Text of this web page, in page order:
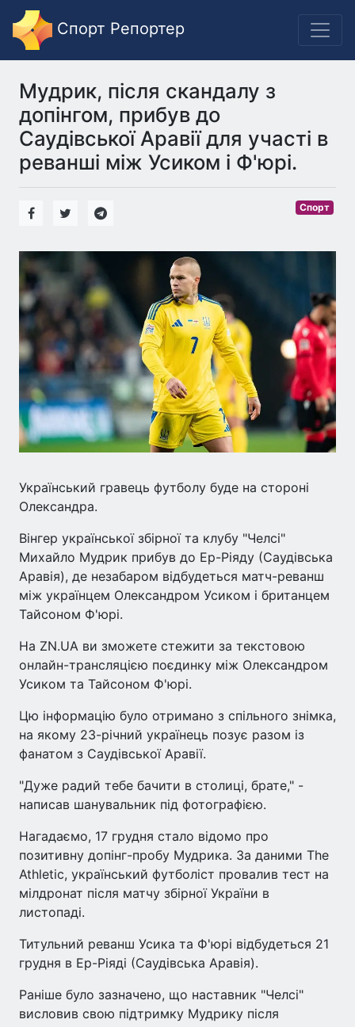
Спорт Репортер
Мудрик, після скандалу з
допінгом, прибув до
Саудівської Аравії для участі в
реванші між Усиком і Ф'юрі.
Спорт
Український гравець футболу буде на стороні
Олександра.
Вінгер української збірної та клубу "Челсі"
Михайло Мудрик прибув до Ер-Ріяду (Саудівська
Аравія), де незабаром відбудеться матч-реванш
між українцем Олександром Усиком і британцем
Тайсоном Ф'юрі.
На ZN.UA ви зможете стежити за текстовою
онлайн-трансляцією поєдинку між Олександром
Усиком та Тайсоном Ф'юрі.
Цю інформацію було отримано з спільного знімка,
на якому 23-річний українець позує разом із
фанатом з Саудівської Аравії.
"Дуже радий тебе бачити в столиці, брате," -
написав шанувальник під фотографією.
Нагадаємо, 17 грудня стало відомо про
позитивну допінг-пробу Мудрика. За даними The
Athletic, український футболіст провалив тест на
мілдронат після матчу збірної України в
листопаді.
Титульний реванш Усика та Ф'юрі відбудеться 21
грудня в Ер-Ріяді (Саудівська Аравія).
Раніше було зазначено, що наставник "Челсі"
висловив свою підтримку Мудрику після